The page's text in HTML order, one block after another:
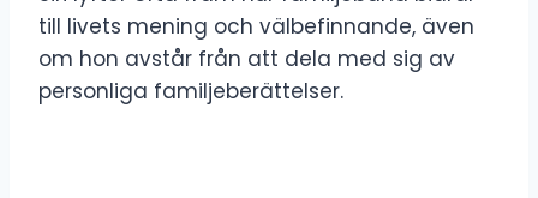
till livets mening och välbefinnande, även
om hon avstår från att dela med sig av
personliga familjeberättelser.